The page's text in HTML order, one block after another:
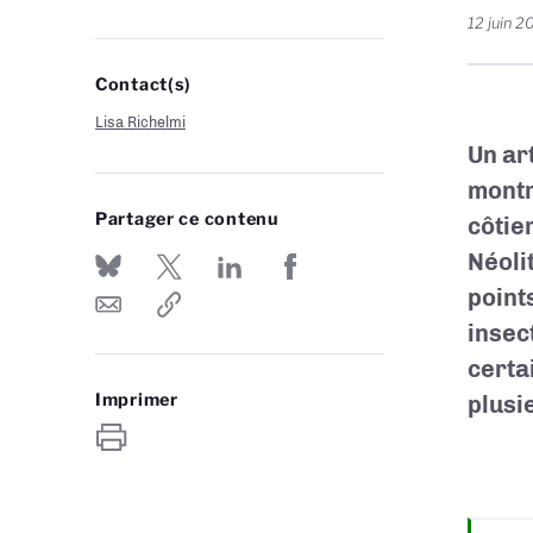
Contact(s)
Lisa Richelmi
Partager ce contenu
Imprimer
12 juin
Un